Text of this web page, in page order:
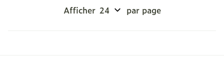
Afficher par page